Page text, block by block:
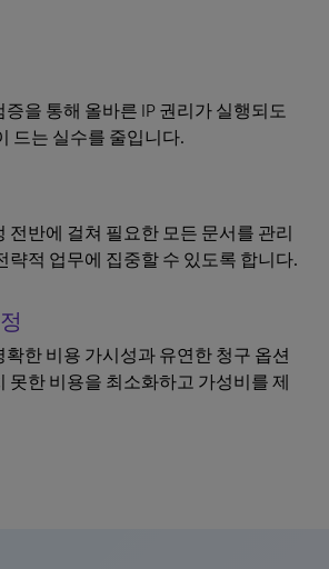
을 통해 올바른 IP 권리가 실행되도
드는 실수를 줄입니다.
전반에 걸쳐 필요한 모든 문서를 관리
략적 업무에 집중할 수 있도록 합니다.
한 비용 가시성과 유연한 청구 옵션
못한 비용을 최소화하고 가성비를 제